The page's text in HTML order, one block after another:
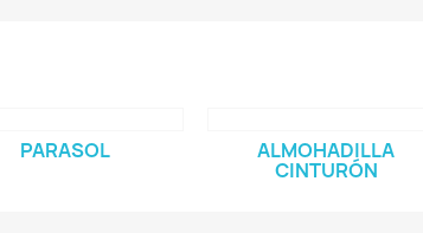
PARASOL ALMOHADILLA
CINTURÓN